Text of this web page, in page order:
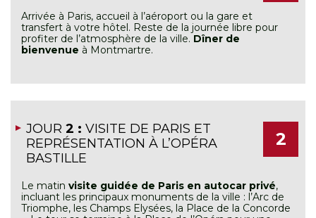
Arrivée à Paris, accueil à l’aéroport ou la gare et
transfert à votre hôtel. Reste de la journée libre pour
profiter de l’atmosphère de la ville. Dîner de
bienvenue à Montmartre.
2
JOUR 2 : VISITE DE PARIS ET
REPRÉSENTATION À L’OPÉRA
BASTILLE
Le matin visite guidée de Paris en autocar privé,
incluant les principaux monuments de la ville : l’Arc de
Triomphe, les Champs Elysées, la Place de la Concorde